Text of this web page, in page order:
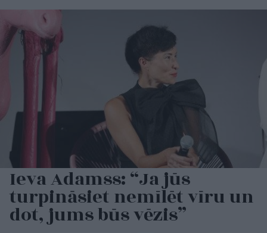
Ieva Adamss: “Ja jūs
turpināsiet nemīlēt vīru un
dot, jums būs vēzis”